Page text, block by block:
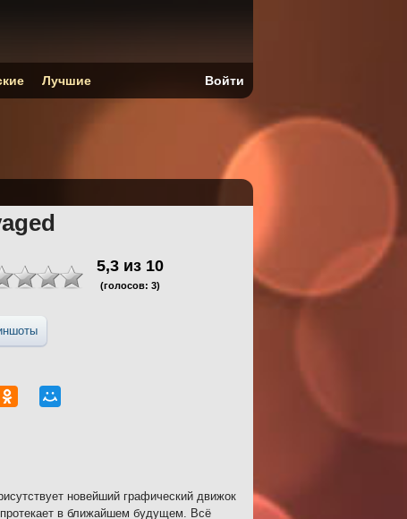
5,3 из 10
(голосов: 3)
новейший графический движок
в ближайшем будущем. Всё
Лучшие Войти